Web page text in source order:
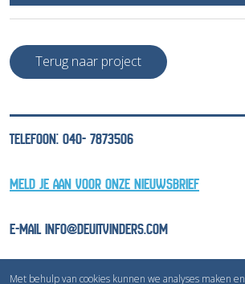
Met behulp van cookies kunnen we analyses maken en
Terug naar project
TELEFOON: 040- 7873506
MELD JE AAN VOOR ONZE NIEUWSBRIEF
E-MAIL INFO@DEUITVINDERS.COM